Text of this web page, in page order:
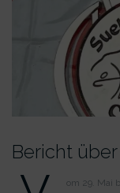
om 29. Mai